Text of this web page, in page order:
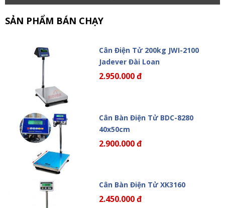
SẢN PHẨM BÁN CHẠY
Cân Điện Tử 200kg JWI-2100
Jadever Đài Loan
2.950.000 đ
Cân Bàn Điện Tử BDC-8280
40x50cm
2.900.000 đ
Cân Bàn Điện Tử XK3160
2.450.000 đ